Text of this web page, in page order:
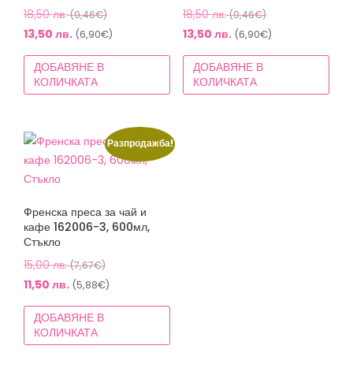
18,50лв.(9,46€)Original
price
13,50 лв. (6,90€)
цена
ДОБАВЯНЕ В
КОЛИЧКАТА
18,50лв.(9,46€)Original
price
13,50 лв.(6,90€)Текущата
цена
ДОБАВЯНЕ В
КОЛИЧКАТА
Разпродажба!
Френска преса за чай и
кафе 162006-3, 600мл,
Стъкло
15,00лв.(7,67€)Original
price
11,50 лв. (5,88€)
цена
ДОБАВЯНЕ В
КОЛИЧКАТА